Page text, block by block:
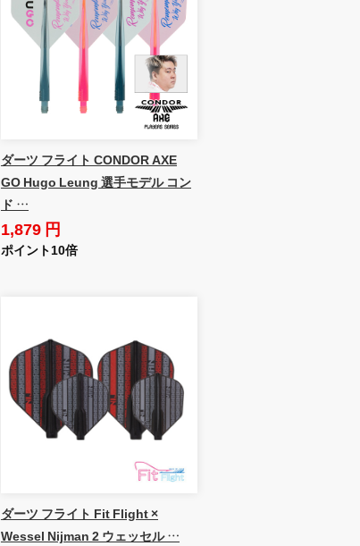
ダーツ フライト CONDOR AXE
GO Hugo Leung 選手モデル コン
ド …
1,879 円
ポイント10倍
ダーツ フライト Fit Flight ×
Wessel Nijman 2 ウェッセル …